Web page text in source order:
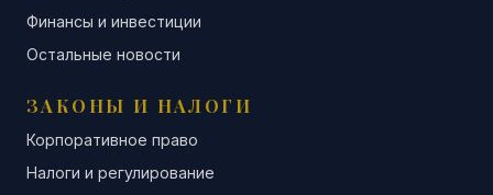
Финансы и инвестиции
Остальные новости
ЗАКОНЫ И НАЛОГИ
Корпоративное право
Налоги и регулирование